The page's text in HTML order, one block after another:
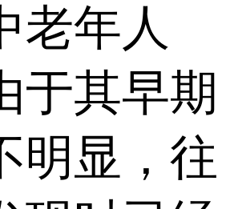
老年人
于其早期
明显，往